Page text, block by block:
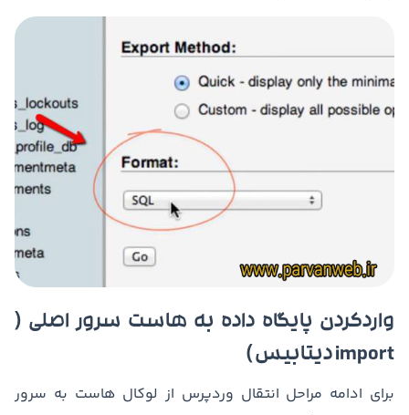
واردکردن پایگاه داده به هاست سرور اصلی (
import دیتابیس )
برای ادامه مراحل انتقال وردپرس از لوکال هاست به سرور